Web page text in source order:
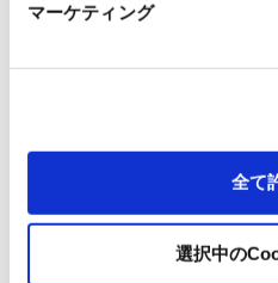
マーケティング
全て
選択中の
▶ RYODENについて
RYODENは、「人と
で"ワクワク"をカタチに
「未来を共創するエクセ
現に向けて、企業活動を
ホルダーと共に価値を創